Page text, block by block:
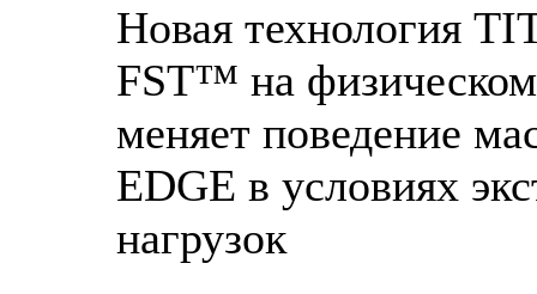
Новая технология
FST™ на
меняет поведение
EDGE в условиях
нагрузок